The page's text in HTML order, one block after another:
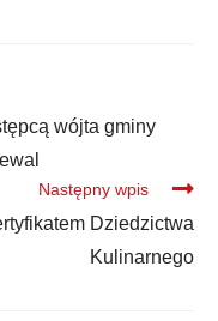
wójta gminy
Następny wpis
Dziedzictwa
Kulinarnego